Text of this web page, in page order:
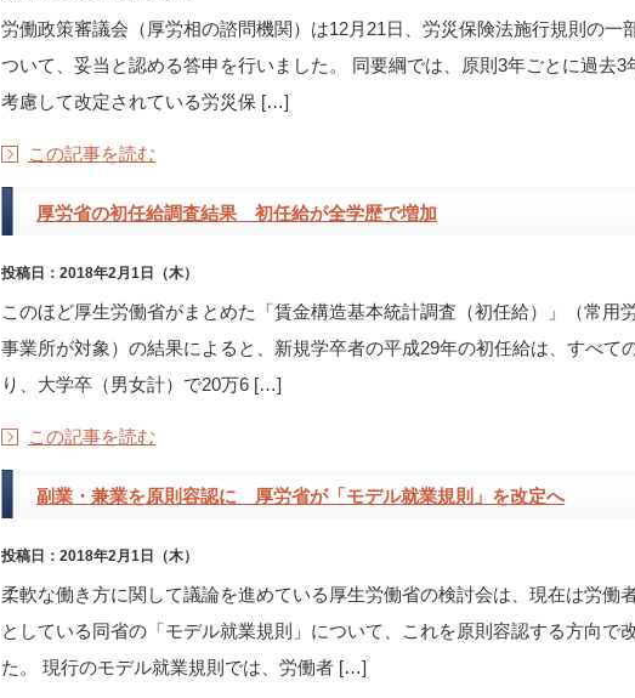
労働政策審議会（厚労相の諮問機関）は12月21日、労災保険法施行規則の一
ついて、妥当と認める答申を行いました。 同要綱では、原則3年ごとに過去3
考慮して改定されている労災保 […]
この記事を読む
厚労省の初任給調査結果 初任給が全学歴で増加
投稿日：2018年2月1日（木）
このほど厚生労働省がまとめた「賃金構造基本統計調査（初任給）」（常用
事業所が対象）の結果によると、新規学卒者の平成29年の初任給は、すべて
り、大学卒（男女計）で20万6 […]
この記事を読む
副業・兼業を原則容認に 厚労省が「モデル就業規則」を改定へ
投稿日：2018年2月1日（木）
柔軟な働き方に関して議論を進めている厚生労働省の検討会は、現在は労働
としている同省の「モデル就業規則」について、これを原則容認する方向で
た。 現行のモデル就業規則では、労働者 […]